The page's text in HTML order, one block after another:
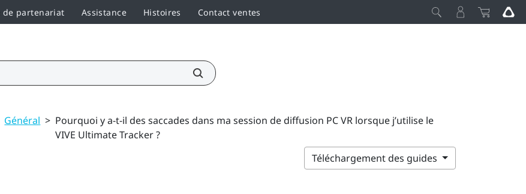
de partenariat Assistance Histoires Contact ventes
Général > Pourquoi y a-t-il des saccades dans ma session de diffusion PC VR lorsque j’utilise le
VIVE Ultimate Tracker ?
Téléchargement des guides